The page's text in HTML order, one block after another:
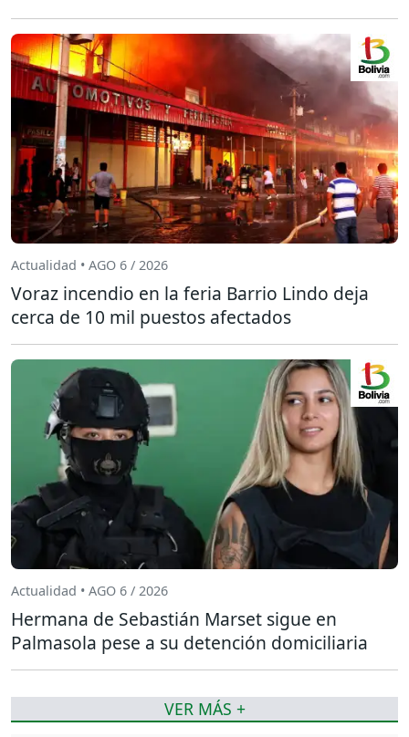
Actualidad • AGO 6 / 2026
Voraz incendio en la feria Barrio Lindo deja
cerca de 10 mil puestos afectados
Actualidad • AGO 6 / 2026
Hermana de Sebastián Marset sigue en
Palmasola pese a su detención domiciliaria
VER MÁS +